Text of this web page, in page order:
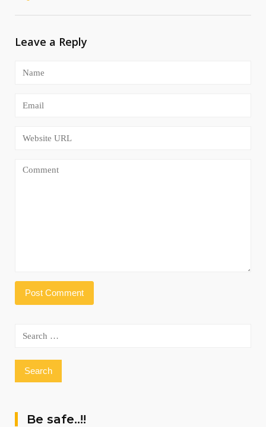
Leave a Reply
Search
Be safe..!!